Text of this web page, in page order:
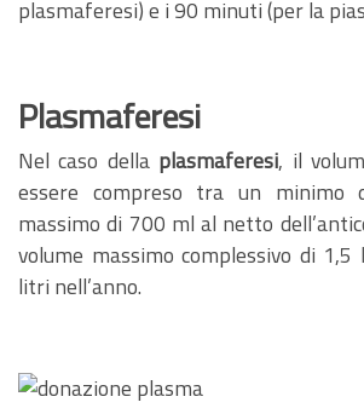
plasmaferesi) e i 90 minuti (per la
Plasmaferesi
Nel caso della plasmaferesi, il
essere compreso tra un
massimo di 700 ml al netto
volume massimo complessivo di
litri nell’anno.